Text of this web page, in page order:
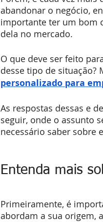
abandonar o negócio,
importante ter um bom
dela no mercado.
O que deve ser feito
desse tipo de situação?
personalizado para
As respostas dessas e
seguir, onde o assunto
necessário saber sobre
Entenda mais
Primeiramente, é
abordam a sua origem,